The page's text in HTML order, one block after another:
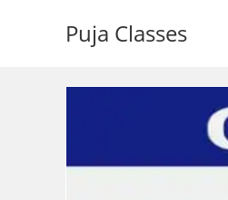
Puja Classes